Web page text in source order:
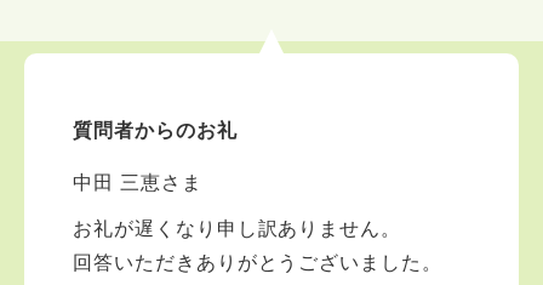
いします。 ※個別相談は、hasunohaオンライン相談よ
ください。 法務を優先させてください。
質問者からのお礼
中田 三恵さま
お礼が遅くなり申し訳ありません。
回答いただきありがとうございました。